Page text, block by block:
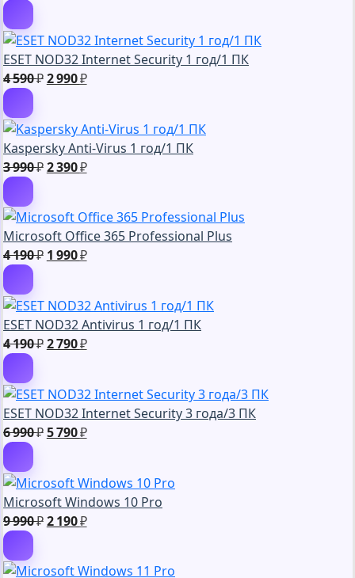
3
990 ₽.
590 ₽.
ESET NOD32 Internet Security 1 год/1 ПК
4 590₽Первоначальная
4
590 ₽.
2 990₽Текущая
990 ₽.
Kaspersky Anti-Virus 1 год/1 ПК
3 990₽Первоначальная
3
990 ₽.
2 390₽Текущая
390 ₽.
Microsoft Office 365 Professional Plus
4 190₽ Первоначальная
4
190 ₽.
1 990₽Текущая
990 ₽.
ESET NOD32 Antivirus 1 год/1 ПК
4 190₽Первоначальная
4
190 ₽.
2 790₽Текущая
790 ₽.
ESET NOD32 Internet Security 3 года/3 ПК
6 990₽Первоначальная
6
990 ₽.
5 790₽Текущая
790 ₽.
Microsoft Windows 10 Pro
9 990₽Первоначальная
2 190₽Текущая